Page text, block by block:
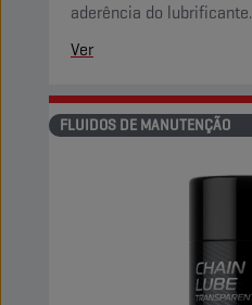
aderência do lubrificante.
Ver
FLUIDOS DE MANUTENÇÃO